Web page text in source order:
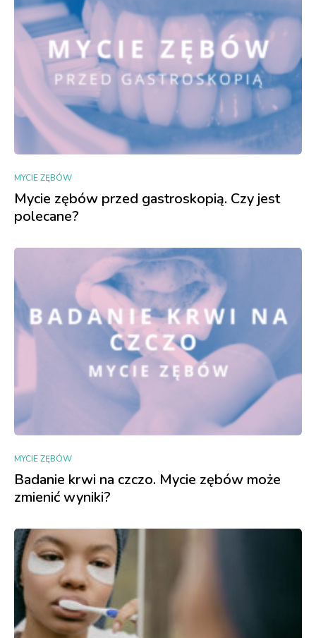
MYCIE ZĘBÓW
Mycie zębów przed gastroskopią. Czy jest
polecane?
MYCIE ZĘBÓW
Badanie krwi na czczo. Mycie zębów może
zmienić wyniki?